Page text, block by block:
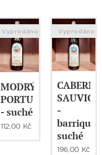
MODRÝ
PORTUGAL
- suché
Vyprodáno
112,00 Kč
-
barrique
suché
Vyprodáno
196,00 Kč